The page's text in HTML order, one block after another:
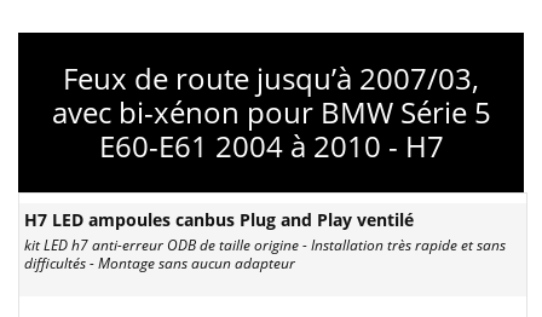
Feux de route jusqu’à 2007/03,
avec bi-xénon pour BMW Série 5
E60-E61 2004 à 2010 - H7
H7 LED ampoules canbus Plug and Play ventilé
kit LED h7 anti-erreur ODB de taille origine - Installation très rapide et sans
difficultés - Montage sans aucun adapteur